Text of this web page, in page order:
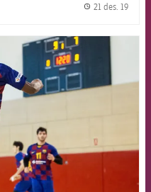
21 des. 19
Barcelona badge